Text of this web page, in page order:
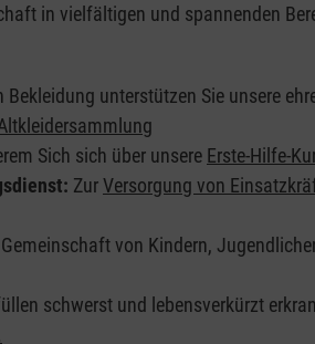
in vielfältigen und spannenden
Bekleidung unterstützen Sie unsere
Sich sich über unsere Erste-Hilfe-
ZurVersorgung von
von Kindern,
schwerst und lebensverkürzt